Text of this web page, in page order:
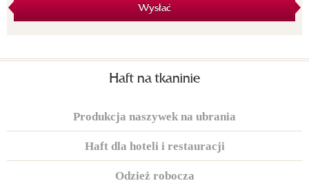
Wysłać
Haft na tkaninie
Produkcja naszywek na ubrania
Haft dla hoteli i restauracji
Odzież robocza